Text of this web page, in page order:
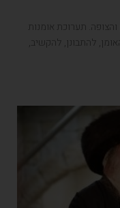
תערוכת אומנות
להתבונן, להקשיב,